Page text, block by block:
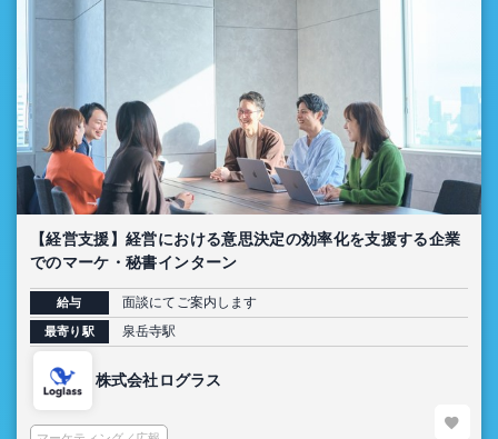
【経営支援】経営における意思決定の効率化を支援する企業
でのマーケ・秘書インターン
給与 面談にてご案内します
最寄り駅 泉岳寺駅
株式会社ログラス